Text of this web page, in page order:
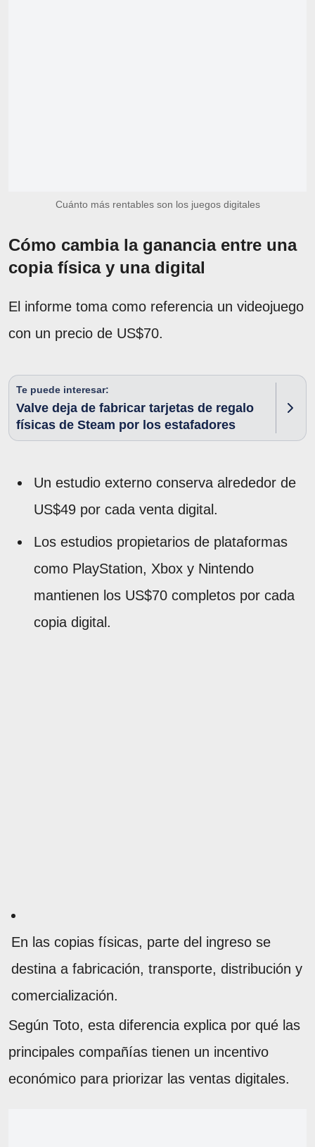
Cuánto más rentables son los juegos digitales
Cómo cambia la ganancia entre una
copia física y una digital
El informe toma como referencia un videojuego
con un precio de US$70.
Te puede interesar:
Valve deja de fabricar tarjetas de regalo
físicas de Steam por los estafadores
Un estudio externo conserva alrededor de
US$49 por cada venta digital.
Los estudios propietarios de plataformas
como PlayStation, Xbox y Nintendo
mantienen los US$70 completos por cada
copia digital.
En las copias físicas, parte del ingreso se
destina a fabricación, transporte, distribución y
comercialización.
Según Toto, esta diferencia explica por qué las
principales compañías tienen un incentivo
económico para priorizar las ventas digitales.